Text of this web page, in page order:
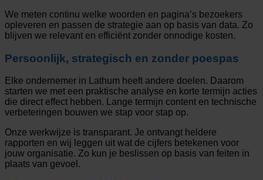
We meten continu welke woorden en pagina’s bezoekers
opleveren en passen de strategie aan op basis van data. Zo
blijven we relevant en efficiënt zonder onnodige kosten.
Persoonlijk, strategisch en zonder poespas
Elke ondernemer in Lathum heeft andere doelen. Daarom
starten we met een praktische analyse en korte termijn acties
die direct effect hebben. Lange termijn content en technische
verbeteringen bouwen we stap voor stap op.
Onze werkwijze is transparant. Je ontvangt heldere
rapporten en wij leggen uit wat de cijfers betekenen voor
jouw organisatie. Zo kun je beslissen op basis van feiten in
plaats van gevoel.